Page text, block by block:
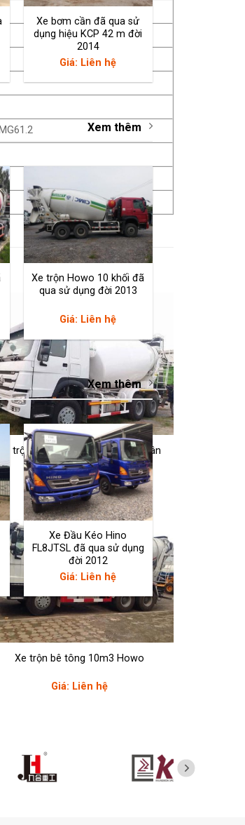
Xe bơm cần đã qua sử
dụng hiệu KCP 42 m đời
2014
Giá: Liên hệ
Xem thêm
Xe trộn Howo 10 khối đã
qua sử dụng đời 2013
Giá: Liên hệ
Xem thêm
Xe Đầu Kéo Hino
FL8JTSL đã qua sử dụng
đời 2012
Giá: Liên hệ
Xe trộn bê tông 10m3 Howo 3 chân
Giá: Liên hệ
Xe trộn bê tông 10m3 Howo
Giá: Liên hệ